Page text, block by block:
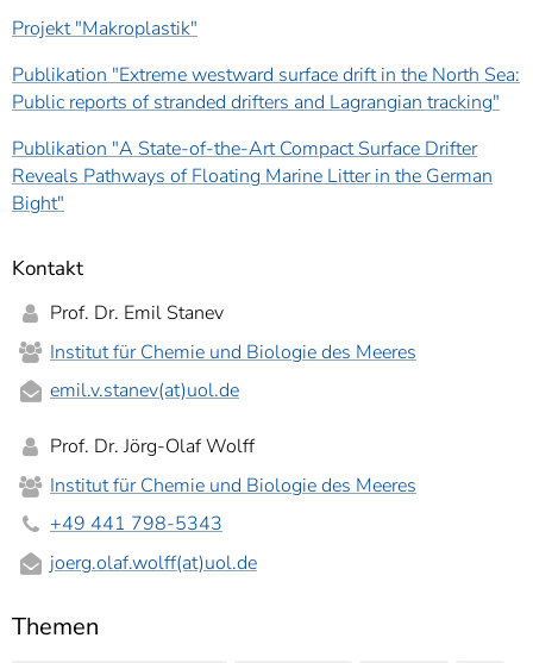
Themen
Projekt "Makroplastik"
Publikation "Extreme westward surface drift in the North Sea:
Public reports of stranded drifters and Lagrangian tracking"
Publikation "A State-of-the-Art Compact Surface Drifter
Reveals Pathways of Floating Marine Litter in the German
Bight"
Kontakt
Prof. Dr. Emil Stanev
Institut für Chemie und Biologie des Meeres
emil.v.stanev(at)uol.de
Prof. Dr. Jörg-Olaf Wolff
Institut für Chemie und Biologie des Meeres
+49 441 798-5343
joerg.olaf.wolff(at)uol.de